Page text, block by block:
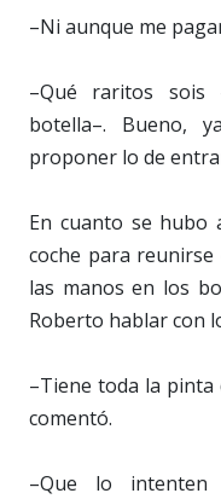
–Ni aunque me
–Qué raritos sois
botella–. Bueno,
proponer lo de
En cuanto se hubo
coche para reunirse
las manos en los
Roberto hablar con
–Tiene toda la
comentó.
–Que lo intenten